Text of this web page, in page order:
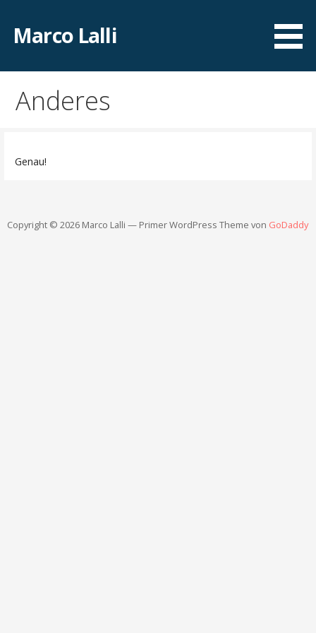
Inhalt
springen
Marco Lalli
Anderes
Genau!
Copyright © 2026 Marco Lalli — Primer WordPress Theme von GoDaddy